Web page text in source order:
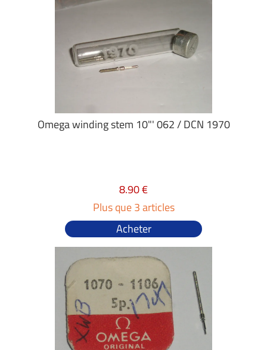
Omega winding stem 10"' 062 / DCN 1970
8.90 €
Plus que 3 articles
Acheter